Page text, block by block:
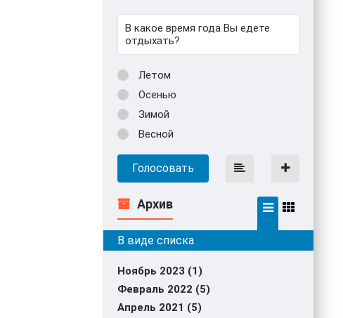
В какое время года Вы едете
отдыхать?
Летом
Осенью
Зимой
Весной
Голосовать
Архив
Ноябрь 2023 (1)
Февраль 2022 (5)
Апрель 2021 (5)